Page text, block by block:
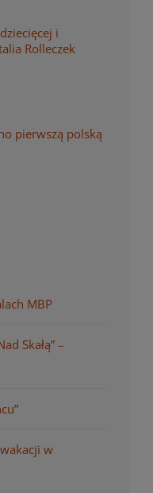
i
Rolleczek
pierwszą polską
MBP
Skałą” –
w